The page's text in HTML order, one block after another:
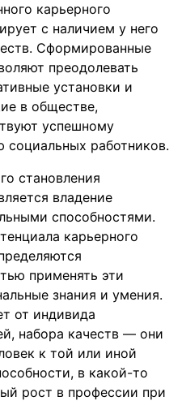
карьерного
с наличием у него
Сформированные
преодолевать
установки и
в обществе,
успешному
работников.
становления
владение
способностями.
карьерного
применять эти
знания и умения.
от индивида
набора качеств — они
к той или иной
в какой-то
рост в профессии при